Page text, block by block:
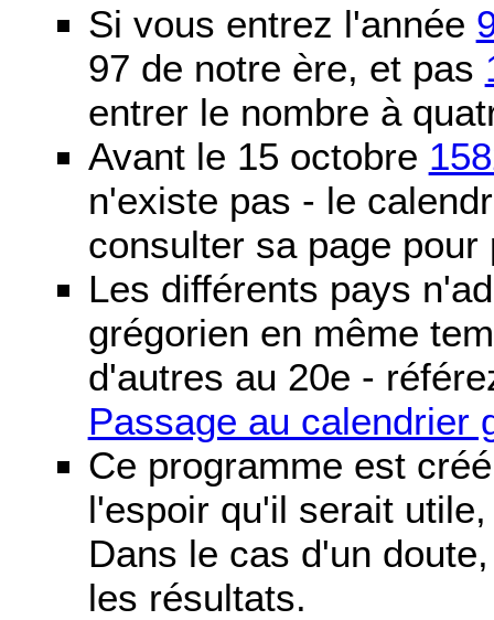
Si vous entrez l'année
97 de notre ère, et pas
entrer le nombre à
Avant le 15 octobre
n'existe pas - le
consulter sa page pour
Les différents pays
grégorien en même
d'autres au 20e -
Passage au calendrier
Ce programme est
l'espoir qu'il serait
Dans le cas d'un
les résultats.